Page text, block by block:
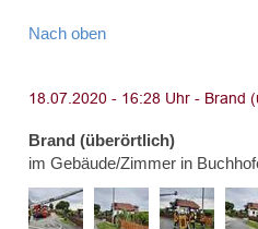
Nach oben
Brand (überörtlich)
im Gebäude/Zimmer in